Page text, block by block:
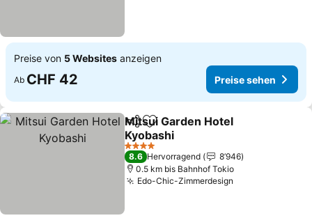
Preise von 5 Websites anzeigen
Ab CHF 42 Preise sehen
TeilenZu Favoriten hinzufügen
Mitsui Garden Hotel
Kyobashi
4 Sterne
8.6 Hervorragend
8’946
0.5 km bis Bahnhof Tokio
Edo-Chic-Zimmerdesign